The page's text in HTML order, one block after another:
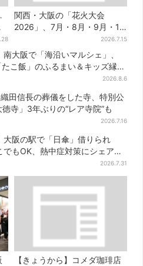
1
関西・大阪の「花火大会
2026」、7月・8月・9月・10
2026.7.15
南大阪で「海沿いマルシェ」、
こ飯」のふるまい＆キッズ縁日
2026.8.6
織田信長の葬儀をした寺、特別公
寺」3年ぶりの“レア寺院”も
2026.7.16
大阪の駅で「日傘」借りられ
でもOK、熱中症対策にシェアサ
2026.7.31
【きょうから】コメダ珈琲店